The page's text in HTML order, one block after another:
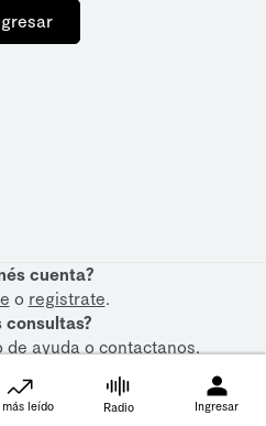
cuenta?
o registrate.
consultas?
de ayudaocontactanos.
más leído Radio Ingresar